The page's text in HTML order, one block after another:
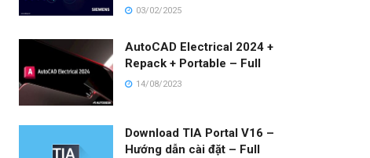
03/02/2025
AutoCAD Electrical 2024 +
Repack + Portable – Full
14/08/2023
Download TIA Portal V16 –
Hướng dẫn cài đặt – Full